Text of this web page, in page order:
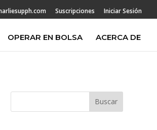
Suscripciones Iniciar Sesión
OPERAR EN BOLSA ACERCA DE